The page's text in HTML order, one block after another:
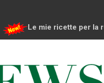
Le mie ricette per la